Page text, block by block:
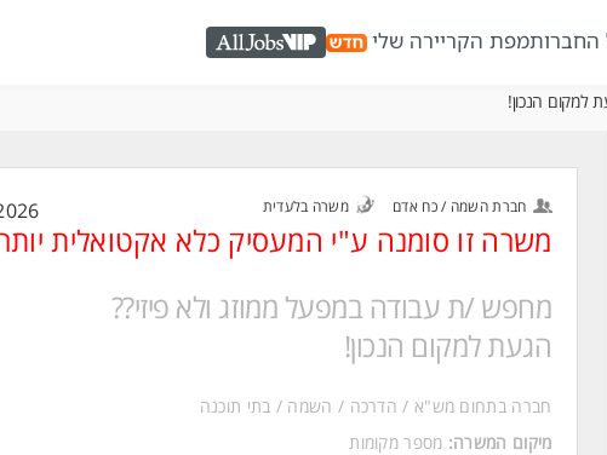
החברותמפת הקריירה שלי AllJobs VIP
למקום הנכון!
חברת השמה / כח אדם משרה בלעדית
משרה זו סומנה ע"י המעסיק כלא אקטואלית
מחפש /ת עבודה במפעל ממוזג ולא פיזי??
הגעת למקום הנכון!
חברה בתחום מש"א / הדרכה / השמה / בתי תוכנה
מיקום המשרה: מספר מקומות